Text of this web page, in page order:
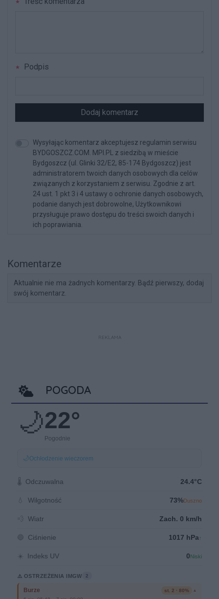
Podpis
Dodaj komentarz
Wysyłając komentarz akceptujesz regulamin serwisu
BYDGOSZCZ.COM. MPI.PL z siedzibą w mieście
Bydgoszcz (ul. Glinki 32/E2, 85-174 Bydgoszcz) jest
administratorem twoich danych osobowych dla celów
związanych z korzystaniem z serwisu. Zgodnie z art.
24 ust. 1 pkt 3 i 4 ustawy o ochronie danych osobowych,
podanie danych jest dobrowolne, Użytkownikowi
przysługuje prawo dostępu do treści swoich danych i
ich poprawiania.
Komentarze
Aktualnie nie ma żadnych komentarzy. Bądź pierwszy, dodaj
swój komentarz.
REKLAMA
POGODA